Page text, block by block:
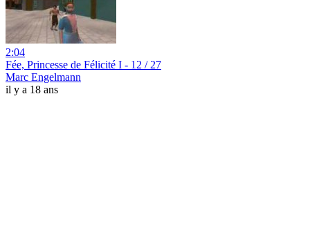
2:04
Fée, Princesse de Félicité I - 12 / 27
Marc Engelmann
il y a 18 ans